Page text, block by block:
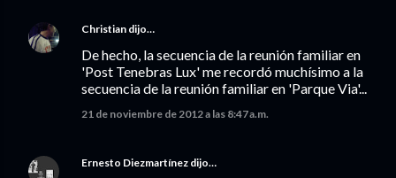
Christian dijo…
De hecho, la secuencia de la reunión familiar en
'Post Tenebras Lux' me recordó muchísimo a la
secuencia de la reunión familiar en 'Parque Via'...
21 de noviembre de 2012 a las 8:47 a.m.
Ernesto Diezmartínez dijo…